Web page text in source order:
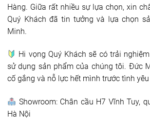
Hàng. Giữa rất nhiều sự lựa chọn, xin
Quý Khách đã tin tưởng và lựa chọn
Minh.
Hi vọng Quý Khách sẽ có trải
sử dụng sản phẩm của chúng tôi. Đức
cố gắng và nỗ lực hết mình trước tình
Showroom: Chân cầu H7 Vĩnh Tuy,
Hà Nội